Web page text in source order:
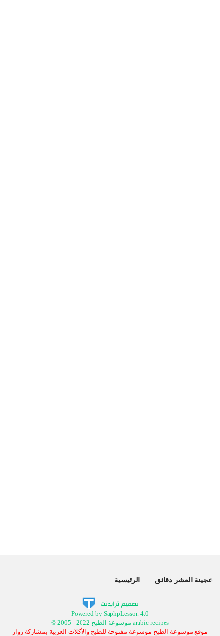
عجينة العشر دقائق الرئيسية
Powered by SaphpLesson 4.0
© 2005 - 2022 موسوعة الطبخ arabic recipes
موقع موسوعة الطبخ موسوعة مفتوحة للطبخ والأكلات العربية بمشاركة زوار